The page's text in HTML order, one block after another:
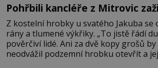
Pohřbili kancléře z Mitrovic
Z kostelní hrobky u svatého Jakuba se
rány a tlumené výkřiky. „To jistě řádí
pověrčiví lidé. Ani za dvě kopy grošů
neodvážil podzemní hrobku otevřít a